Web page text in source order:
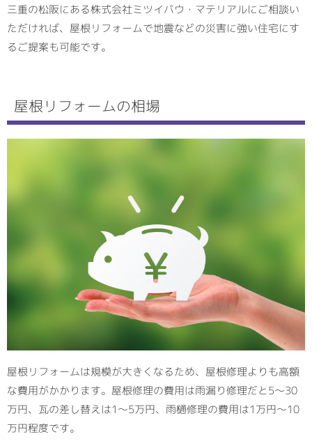
三重の松阪にある株式会社ミツイバウ・マテリアルにご相談い
ただければ、屋根リフォームで地震などの災害に強い住宅にす
るご提案も可能です。
屋根リフォームの相場
屋根リフォームは規模が大きくなるため、屋根修理よりも高額
な費用がかかります。屋根修理の費用は雨漏り修理だと5～30
万円、瓦の差し替えは1～5万円、雨樋修理の費用は1万円～10
万円程度です。